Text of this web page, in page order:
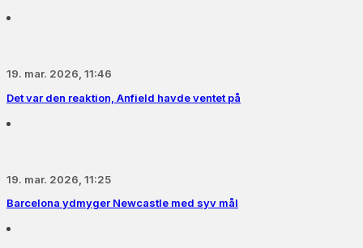
19. mar. 2026, 11:46
Det var den reaktion, Anfield havde ventet på
19. mar. 2026, 11:25
Barcelona ydmyger Newcastle med syv mål